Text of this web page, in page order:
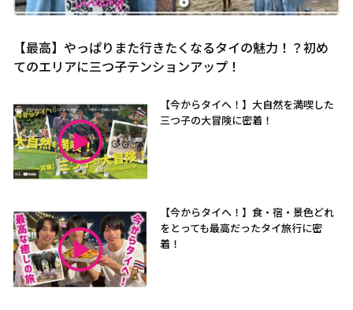
【最高】やっぱりまた行きたくなるタイの魅力！？初め
てのエリアに三つ子テンションアップ！
【今からタイへ！】大自然を満喫した
三つ子の大冒険に密着！
【今からタイへ！】食・宿・景色どれ
をとっても最高だったタイ旅行に密
着！